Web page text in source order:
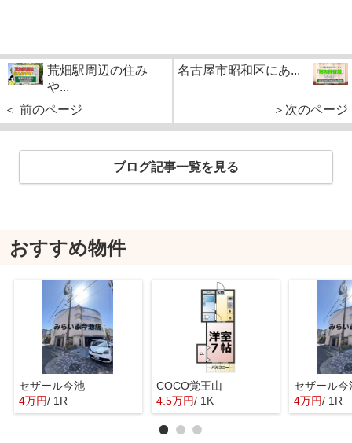
荒畑駅周辺の住み
や...
＜ 前のページ
名古屋市昭和区にあ...
＞次のページ
ブログ記事一覧を見る
おすすめ物件
セザール今池
4万円/ 1R
COCO覚王山
4.5万円/ 1K
セザール今
4万円/ 1R